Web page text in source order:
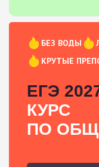
БЕЗ ВОДЫ
КРУТЫЕ
ЕГЭ
КУРС
ПО